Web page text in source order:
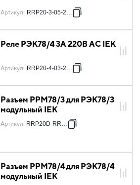
Артикул: RRP20-3-05-220A
Реле РЭК78/4 3А 220В AC IEK
Артикул: RRP20-4-03-220A
Разъем РРМ78/3 для РЭК78/3
модульный IEK
Артикул: RRP20D-RRM-3
Разъем РРМ78/4 для РЭК78/4
модульный IEK